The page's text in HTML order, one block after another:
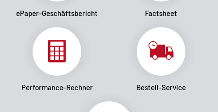
ePaper-Geschäftsbericht Factsheet
Performance-Rechner Bestell-Service